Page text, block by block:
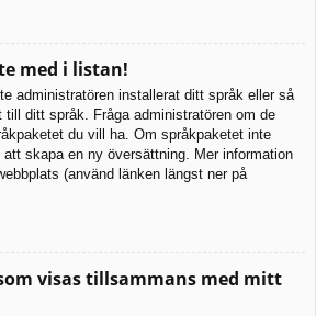
med i listan!
administratören installerat ditt språk eller så
till ditt språk. Fråga administratören om de
du vill ha. Om språkpaketet inte
skapa en ny översättning. Mer information
(använd länken längst ner på
visas tillsammans med mitt